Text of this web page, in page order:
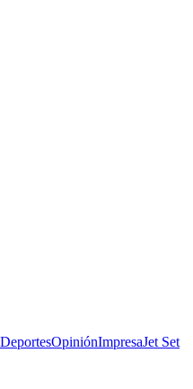
DeportesOpiniónImpresaJet Set